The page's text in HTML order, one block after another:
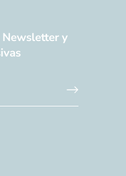
Newsletter y